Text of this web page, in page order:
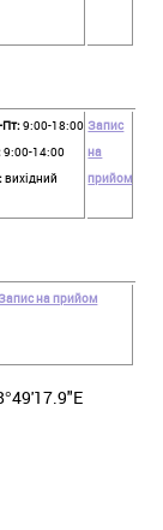
9:00-18:00
9:00-14:00
вихідний
Запис
на
прийом
на прийом